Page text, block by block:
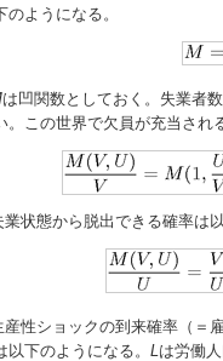
のようになる。
は凹関数としておく。失業者
。この世界で欠員が充当され
業状態から脱出できる確率は
産性ショックの到来確率（＝
以下のようになる。 Lは労働人